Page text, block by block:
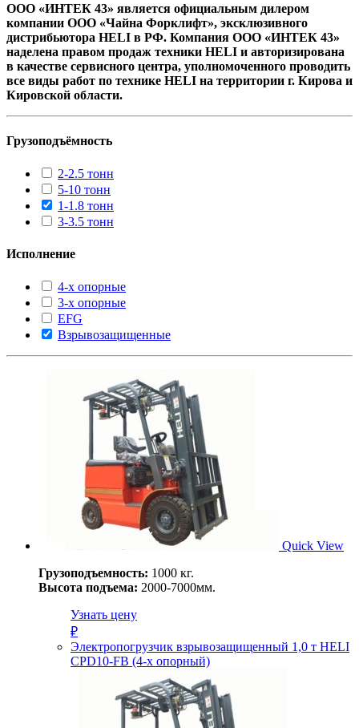
ООО «ИНТЕК 43» является официальным дилером
компании ООО «Чайна Форклифт», эксклюзивного
дистрибьютора HELI в РФ. Компания ООО «ИНТЕК 43»
наделена правом продаж техники HELI и авторизирована
в качестве сервисного центра, уполномоченного проводить
все виды работ по технике HELI на территории г. Кирова и
Кировской области.
Грузоподъёмность
2-2.5 тонн
5-10 тонн
1-1.8 тонн
3-3.5 тонн
Исполнение
4-х опорные
3-х опорные
EFG
Взрывозащищенные
Quick View
Грузоподъемность: 1000 кг.
Высота подъема: 2000-7000мм.
Узнать цену
₽
Электропогрузчик взрывозащищенный 1,0 т HELI
CPD10-FB (4-х опорный)